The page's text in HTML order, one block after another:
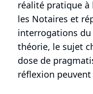
réalité pratique
les Notaires et
interrogations du
théorie, le sujet
dose de
réflexion